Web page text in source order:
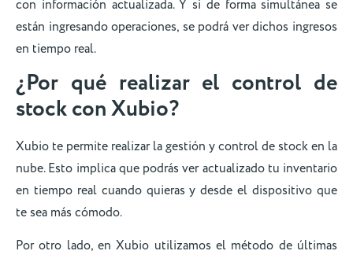
con información actualizada. Y si de forma simultánea se
están ingresando operaciones, se podrá ver dichos ingresos
en tiempo real.
¿Por qué realizar el control de
stock con Xubio?
Xubio te permite realizar la gestión y control de stock en la
nube. Esto implica que podrás ver actualizado tu inventario
en tiempo real cuando quieras y desde el dispositivo que
te sea más cómodo.
Por otro lado, en Xubio utilizamos el método de últimas